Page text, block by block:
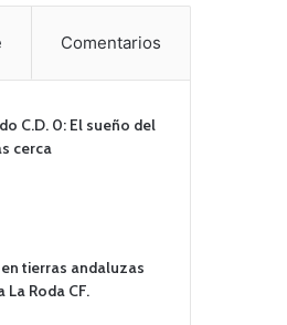
Comentarios
C.D. 0: El sueño del
cerca
tierras andaluzas
Roda CF.